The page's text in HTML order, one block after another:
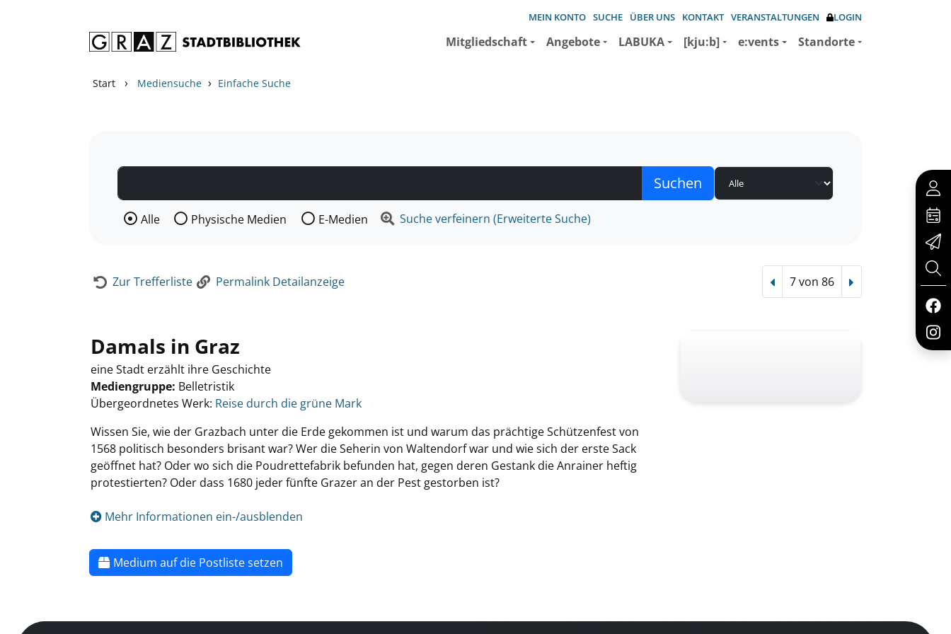
MEIN KONTO SUCHE ÜBER UNS KONTAKT VERANSTALTUNGEN LOGIN
Mitgliedschaft Angebote LABUKA [kju:b] e:vents Standorte
Start › Mediensuche › Einfache Suche
Wählen Sie die Medienart nach der Sie suchen wollen.
Alle Physische Medien E-Medien Suche verfeinern (Erweiterte Suche)
Zur Trefferliste Permalink Detailanzeige Vorheriger Treffer
7 von 86 Nächster Treffer
Damals in Graz
eine Stadt erzählt ihre Geschichte
Mediengruppe: Belletristik
Übergeordnetes Werk: Reise durch die grüne Mark
Wissen Sie, wie der Grazbach unter die Erde gekommen ist und warum das prächtige Schützenfest von
1568 politisch besonders brisant war? Wer die Seherin von Waltendorf war und wie sich der erste Sack
geöffnet hat? Oder wo sich die Poudrettefabrik befunden hat, gegen deren Gestank die Anrainer heftig
protestierten? Oder dass 1680 jeder fünfte Grazer an der Pest gestorben ist?
Mehr Informationen ein-/ausblenden
Medium auf die Postliste setzen